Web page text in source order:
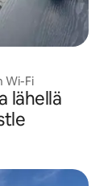
Wi-Fi
lähellä